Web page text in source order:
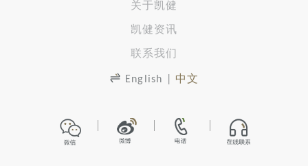
关于凯健
凯健资讯
联系我们
English 中文